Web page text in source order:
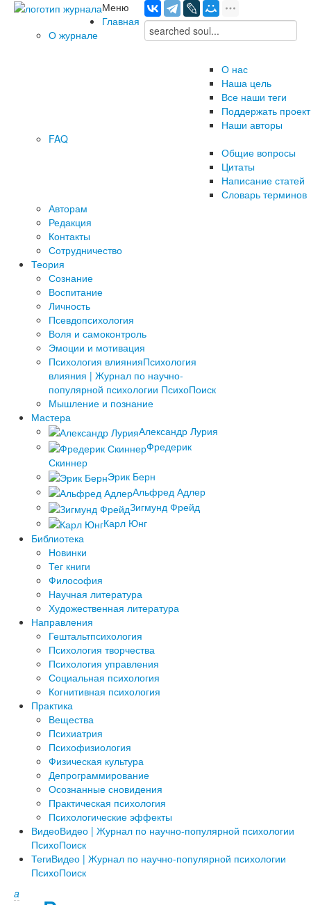
Меню
Главная
О журнале
О нас
Наша цель
Все наши теги
Поддержать проект
Наши авторы
FAQ
Общие вопросы
Цитаты
Написание статей
Словарь терминов
Авторам
Редакция
­Контакты
Сотрудничество
Теория
Сознание
Воспитание
Личность
Псевдопсихология
Воля и самоконтроль
Эмоции и мотивация
Психология влиянияПсихология
влияния | Журнал по научно-
популярной психологии ПсихоПоиск
Мышление и познание
Мастера
Александр Лурия
Фредерик
Скиннер
Эрик Берн
Альфред Адлер
Зигмунд Фрейд
Карл Юнг
Библиотека
Новинки
Тег книги
Философия
Научная литература
Художественная литература
Направления
Гештальтпсихология
Психология творчества
Психология управления
Социальная психология
Когнитивная психология
Практика
Вещества
Психиатрия
Психофизиология
Физическая культура
Депрограммирование
Осознанные сновидения
Практическая психология
Психологические эффекты
ВидеоВидео | Журнал по научно-популярной психологии
ПсихоПоиск
ТегиВидео | Журнал по научно-популярной психологии
ПсихоПоиск
a